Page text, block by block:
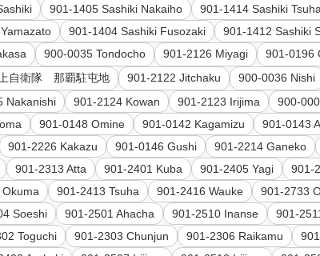
901-1405 Sashiki Nakaiho 901-1414 Sashiki
901-1404 Sashiki Fusozaki 901-1412 Sashiki
900-0035 Tondocho 901-2126 Miyagi 901-0196
自衛隊 那覇駐屯地 901-2122 Jitchaku 900-0036 Nishi
Nakanishi 901-2124 Kowan 901-2123 Irijima 900-
901-0148 Omine 901-0142 Kagamizu 901-0143
901-2226 Kakazu 901-0146 Gushi 901-2214 Ganeko
901-2313 Atta 901-2401 Kuba 901-2405 Yagi 901-
901-2413 Tsuha 901-2416 Wauke 901-2733
Soeshi 901-2501 Ahacha 901-2510 Inanse 901-
Toguchi 901-2303 Chunjun 901-2306 Raikamu